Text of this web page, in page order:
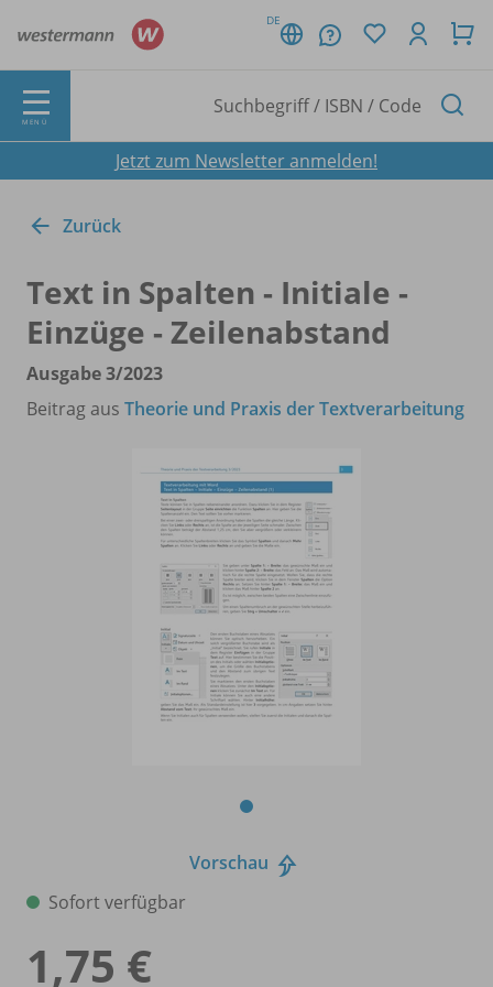
DE
MENÜ
Jetzt zum Newsletter anmelden!
Zurück
Text in Spalten - Initiale -
Einzüge - Zeilenabstand
Ausgabe 3/2023
Beitrag aus Theorie und Praxis der Textverarbeitung
Vorschau
Sofort verfügbar
1,75 €